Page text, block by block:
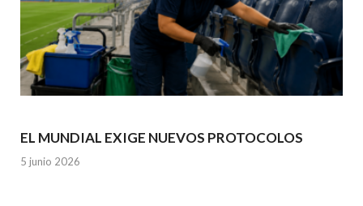
EL MUNDIAL EXIGE NUEVOS PROTOCOLOS
5 junio 2026